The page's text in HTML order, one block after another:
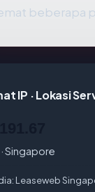
beberapa
IP · Lokasi
Singapore
Leaseweb